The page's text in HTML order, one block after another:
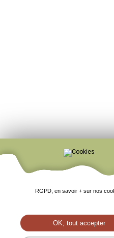
RGPD, en savoir + sur nos
OK, tout accepter